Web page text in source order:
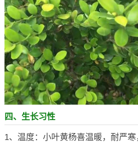
四、生长习性
1、温度：小叶黄杨喜温暖，耐严